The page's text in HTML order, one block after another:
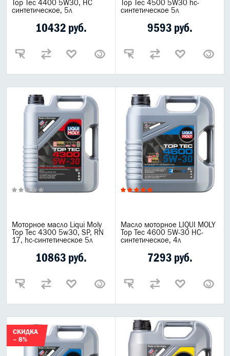
Top Tec 4400 5W30, HC
синтетическое, 5л
10432 руб.
Top Tec 4500 5W30 hc-
синтетическое 5л
9593 руб.
Моторное масло Liqui Moly
Top Tec 4300 5w30, SP, RN
17, hc-синтетическое 5л
10863 руб.
Масло моторное LIQUI MOLY
Top Tec 4600 5W-30 НС-
синтетическое, 4л
7293 руб.
СКИДКА
– 8%